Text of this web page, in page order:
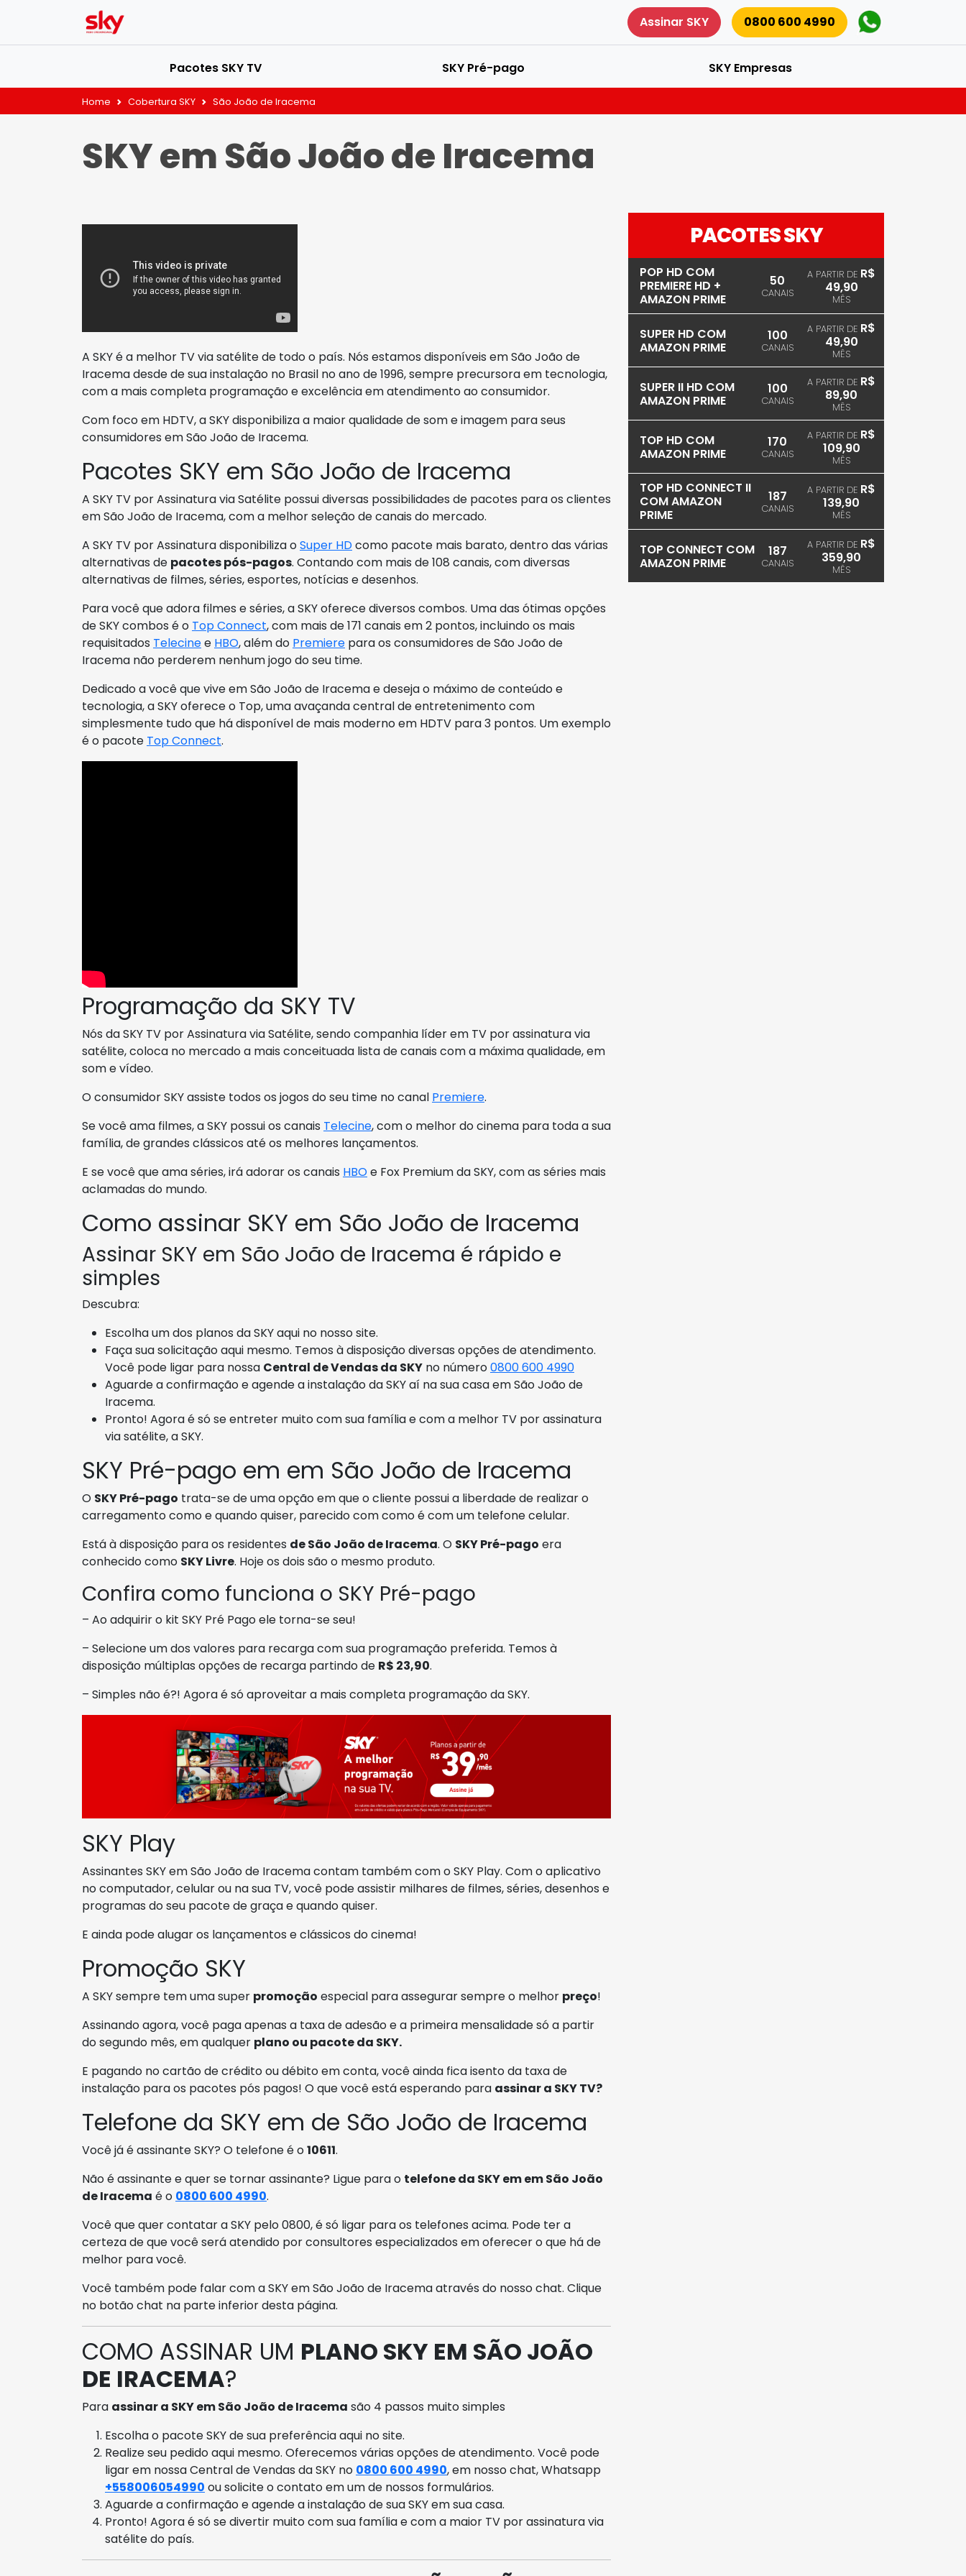
Assinar SKY 0800 600 4990
Pacotes SKY TV SKY Pré-pago SKY Empresas
Home Cobertura SKY São João de Iracema
SKY em São João de Iracema
A SKY é a melhor TV via satélite de todo o país. Nós estamos disponíveis em São João de
Iracema desde de sua instalação no Brasil no ano de 1996, sempre precursora em tecnologia,
com a mais completa programação e excelência em atendimento ao consumidor.
Com foco em HDTV, a SKY disponibiliza a maior qualidade de som e imagem para seus
consumidores em São João de Iracema.
Pacotes SKY em São João de Iracema
A SKY TV por Assinatura via Satélite possui diversas possibilidades de pacotes para os clientes
em São João de Iracema, com a melhor seleção de canais do mercado.
A SKY TV por Assinatura disponibiliza oSuper HDcomo pacote mais barato, dentro das várias
alternativas de pacotes pós-pagos. Contando com mais de 108 canais, com diversas
alternativas de filmes, séries, esportes, notícias e desenhos.
Para você que adora filmes e séries, a SKY oferece diversos combos. Uma das ótimas opções
de SKY combos é o Top Connect, com mais de 171 canais em 2 pontos, incluindo os mais
requisitados Telecinee HBO, além do Premiere para os consumidores de São João de
Iracema não perderem nenhum jogo do seu time.
Dedicado a você que vive em São João de Iracema e deseja o máximo de conteúdo e
tecnologia, a SKY oferece o Top, uma avaçanda central de entretenimento com
simplesmente tudo que há disponível de mais moderno em HDTV para 3 pontos. Um exemplo
é o pacote Top Connect.
Programação da SKY TV
Nós da SKY TV por Assinatura via Satélite, sendo companhia líder em TV por assinatura via
satélite, coloca no mercado a mais conceituada lista de canais com a máxima qualidade, em
som e vídeo.
O consumidor SKY assiste todos os jogos do seu time no canal Premiere.
Se você ama filmes, a SKY possui os canais Telecine, com o melhor do cinema para toda a sua
família, de grandes clássicos até os melhores lançamentos.
E se você que ama séries, irá adorar os canais HBOe Fox Premium da SKY, com as séries mais
aclamadas do mundo.
Como assinar SKY em São João de Iracema
Assinar SKY em São João de Iracema é rápido e
simples
Descubra:
Escolha um dos planos da SKY aqui no nosso site.
Faça sua solicitação aqui mesmo. Temos à disposição diversas opções de atendimento.
Você pode ligar para nossa Central de Vendas da SKY no número0800 600 4990
Aguarde a confirmação e agende a instalação da SKY aí na sua casa em São João de
Iracema.
Pronto! Agora é só se entreter muito com sua família e com a melhor TV por assinatura
via satélite, a SKY.
SKY Pré-pago em em São João de Iracema
O SKY Pré-pago trata-se de uma opção em que o cliente possui a liberdade de realizar o
carregamento como e quando quiser, parecido com como é com um telefone celular.
Está à disposição para os residentes de São João de Iracema. O SKY Pré-pago era
conhecido como SKY Livre. Hoje os dois são o mesmo produto.
Confira como funciona o SKY Pré-pago
– Ao adquirir o kit SKY Pré Pago ele torna-se seu!
– Selecione um dos valores para recarga com sua programação preferida. Temos à
disposição múltiplas opções de recarga partindo de R$ 23,90.
– Simples não é?! Agora é só aproveitar a mais completa programação da SKY.
SKY Play
Assinantes SKY em São João de Iracema contam também com o SKY Play. Com o aplicativo
no computador, celular ou na sua TV, você pode assistir milhares de filmes, séries, desenhos e
programas do seu pacote de graça e quando quiser.
E ainda pode alugar os lançamentos e clássicos do cinema!
Promoção SKY
A SKY sempre tem uma super promoção especial para assegurar sempre o melhor preço!
Assinando agora, você paga apenas a taxa de adesão e a primeira mensalidade só a partir
do segundo mês, em qualquer plano ou pacote da SKY.
E pagando no cartão de crédito ou débito em conta, você ainda fica isento da taxa de
instalação para os pacotes pós pagos! O que você está esperando para assinar a SKY TV?
Telefone da SKY em de São João de Iracema
Você já é assinante SKY? O telefone é o10611.
Não é assinante e quer se tornar assinante? Ligue para o telefone da SKY em em São João
de Iracema é o 0800 600 4990.
Você que quer contatar a SKY pelo 0800, é só ligar para os telefones acima. Pode ter a
certeza de que você será atendido por consultores especializados em oferecer o que há de
melhor para você.
Você também pode falar com a SKY em São João de Iracema através do nosso chat. Clique
no botão chat na parte inferior desta página.
COMO ASSINAR UM PLANO SKY EM SÃO JOÃO
DE IRACEMA?
Para assinar a SKY em São João de Iracema são 4 passos muito simples
Escolha o pacote SKY de sua preferência aqui no site.
Realize seu pedido aqui mesmo. Oferecemos várias opções de atendimento. Você pode
ligar em nossa Central de Vendas da SKY no 0800 600 4990, em nosso chat, Whatsapp
+558006054990 ou solicite o contato em um de nossos formulários.
Aguarde a confirmação e agende a instalação de sua SKY em sua casa.
Pronto! Agora é só se divertir muito com sua família e com a maior TV por assinatura via
satélite do país.
PACOTES SKY
POP HD COM
PREMIERE HD +
AMAZON PRIME
50
CANAIS
A PARTIR DE R$
49,90
MÊS
SUPER HD COM
AMAZON PRIME
100
CANAIS
A PARTIR DE R$
49,90
MÊS
SUPER II HD COM
AMAZON PRIME
100
CANAIS
A PARTIR DE R$
89,90
MÊS
TOP HD COM
AMAZON PRIME
170
CANAIS
A PARTIR DE R$
109,90
MÊS
TOP HD CONNECT II
COM AMAZON
PRIME
187
CANAIS
A PARTIR DE R$
139,90
MÊS
TOP CONNECT COM
AMAZON PRIME
187
CANAIS
A PARTIR DE R$
359,90
MÊS